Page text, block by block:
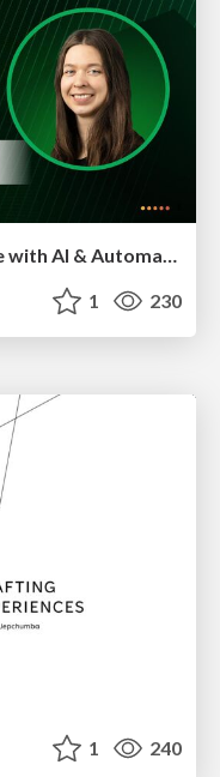
How to Grow Your eCommerce with AI & Automation
1 230
1 240